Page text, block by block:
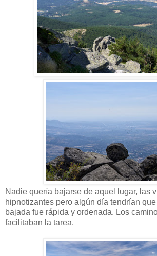
Nadie quería bajarse de aquel lugar, las
hipnotizantes pero algún día tendrían
bajada fue rápida y ordenada. Los
facilitaban la tarea.